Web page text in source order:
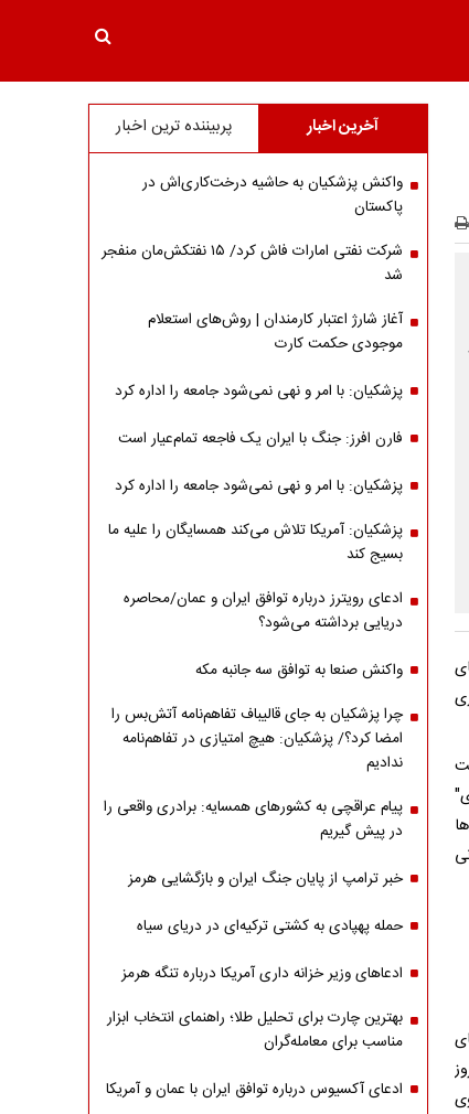
نشست
آخرین اخبار پربیننده ترین اخبار
واکنش پزشکیان به حاشیه درخت‌کاری‌اش در
پاکستان
شرکت نفتی امارات فاش کرد/ ۱۵ نفتکش‌مان منفجر
شد
آغاز شارژ اعتبار کارمندان | روش‌های استعلام
موجودی حکمت کارت
پزشکیان: با امر و نهی نمی‌شود جامعه را اداره کرد
فارن افرز: جنگ با ایران یک فاجعه تمام‌عیار است
پزشکیان: با امر و نهی نمی‌شود جامعه را اداره کرد
پزشکیان: آمریکا تلاش می‌کند همسایگان را علیه ما
بسیج کند
ادعای رویترز درباره توافق ایران و عمان/محاصره
دریایی برداشته می‌شود؟
واکنش صنعا به توافق سه جانبه مکه
چرا پزشکیان به جای قالیباف تفاهم‌نامه آتش‌بس را
امضا کرد؟/ پزشکیان: هیچ امتیازی در تفاهم‌نامه
ندادیم
پیام عراقچی به کشورهای همسایه: برادری واقعی را
در پیش گیریم
خبر ترامپ از پایان جنگ ایران و بازگشایی هرمز
حمله پهپادی به کشتی ترکیه‌ای در دریای سیاه
ادعاهای وزیر خزانه داری آمریکا درباره تنگه هرمز
بهترین چارت برای تحلیل طلا؛ راهنمای انتخاب ابزار
مناسب برای معامله‌گران
ادعای آکسیوس درباره توافق ایران با عمان و آمریکا